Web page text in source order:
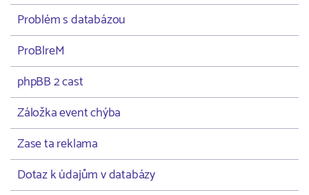
Problém s databázou
ProBlreM
phpBB 2 cast
Záložka event chýba
Zase ta reklama
Dotaz k údajům v databázy